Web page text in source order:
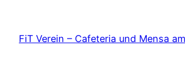
springen
FiT Verein – Cafeteria und Mensa